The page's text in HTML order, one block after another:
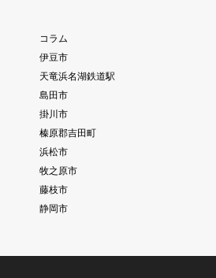
コラム
伊豆市
天竜浜名湖鉄道駅
島田市
掛川市
榛原郡吉田町
浜松市
牧之原市
藤枝市
静岡市